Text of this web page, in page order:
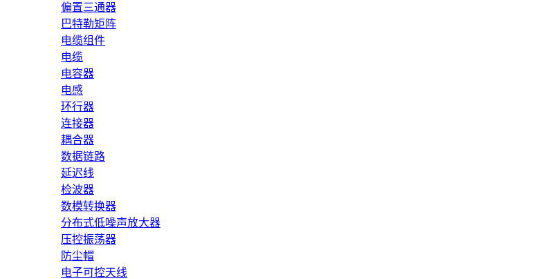
偏置三通器
巴特勒矩阵
电缆组件
电缆
电容器
电感
环行器
连接器
耦合器
数据链路
延迟线
检波器
数模转换器
分布式低噪声放大器
压控振荡器
防尘帽
电子可控天线